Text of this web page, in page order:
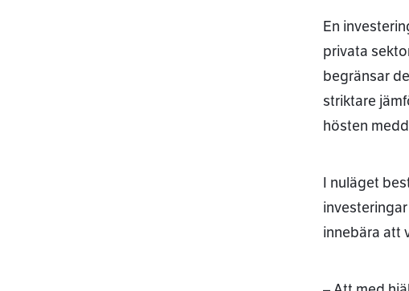
En
privata
begränsar
striktare
hösten
I nuläget
innebära att